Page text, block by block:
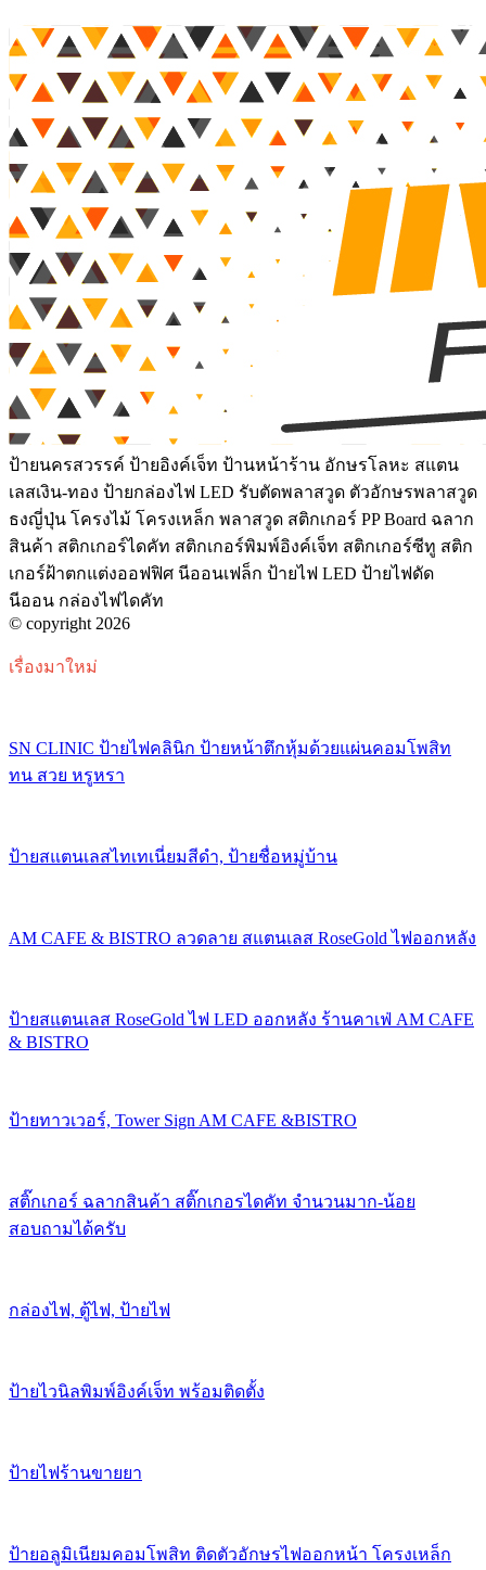
ป้ายนครสวรรค์ ป้ายอิงค์เจ็ท ป้านหน้าร้าน อักษรโลหะ สแตน
เลสเงิน-ทอง ป้ายกล่องไฟ LED รับตัดพลาสวูด ตัวอักษรพลาสวูด
ธงญี่ปุ่น โครงไม้ โครงเหล็ก พลาสวูด สติกเกอร์ PP Board ฉลาก
สินค้า สติกเกอร์ไดคัท สติกเกอร์พิมพ์อิงค์เจ็ท สติกเกอร์ซีทู สติก
เกอร์ฝ้าตกแต่งออฟฟิศ นีออนเฟล็ก ป้ายไฟ LED ป้ายไฟดัด
นีออน กล่องไฟไดคัท
© copyright 2026
เรื่องมาใหม่
SN CLINIC ป้ายไฟคลินิก ป้ายหน้าตึกหุ้มด้วยแผ่นคอมโพสิท
ทน สวย หรูหรา
ป้ายสแตนเลสไทเทเนี่ยมสีดำ, ป้ายชื่อหมู่บ้าน
AM CAFE & BISTRO ลวดลาย สแตนเลส RoseGold ไฟออกหลัง
ป้ายสแตนเลส RoseGold ไฟ LED ออกหลัง ร้านคาเฟ่ AM CAFE
& BISTRO
ป้ายทาวเวอร์, Tower Sign AM CAFE &BISTRO
สติ๊กเกอร์ ฉลากสินค้า สติ๊กเกอรไดคัท จำนวนมาก-น้อย
สอบถามได้ครับ
กล่องไฟ, ตู้ไฟ, ป้ายไฟ
ป้ายไวนิลพิมพ์อิงค์เจ็ท พร้อมติดตั้ง
ป้ายไฟร้านขายยา
ป้ายอลูมิเนียมคอมโพสิท ติดตัวอักษรไฟออกหน้า โครงเหล็ก